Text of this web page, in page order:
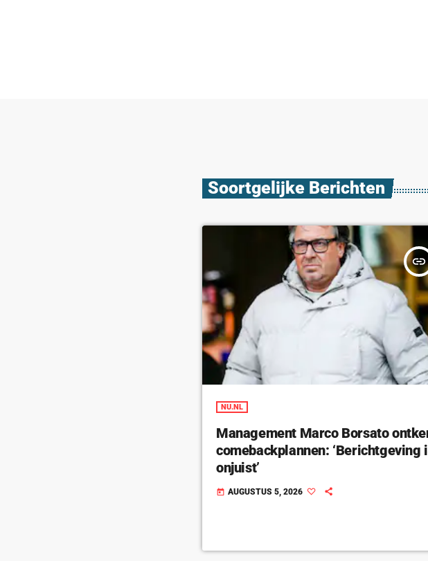
Soortgelijke Berichten
insert_link
NU.NL
Management Marco Borsato
comebackplannen: ‘Berichtgeving
onjuist’
today AUGUSTUS 5, 2026